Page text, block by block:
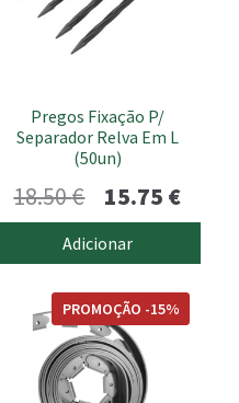
Pregos Fixação P/
Separador Relva Em L
(50un)
18.50€
preço
original
era:
18.50 €.
15.75 €O
preço
atual
Adicionar
PROMOÇÃO -15%